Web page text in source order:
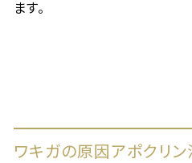
ます。
ワキガの原因アポクリン